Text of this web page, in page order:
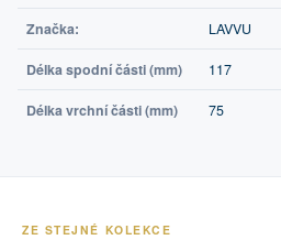
Značka: LAVVU
Délka spodní části (mm) 117
Délka vrchní části (mm) 75
ZE STEJNÉ KOLEKCE